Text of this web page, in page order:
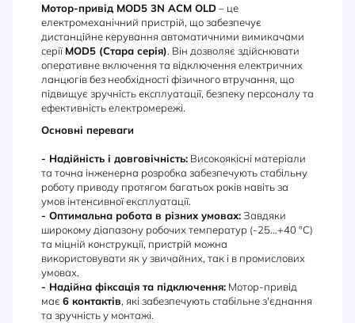
Мотор-привід MOD5 3N ACM OLD– це
електромеханічний пристрій, що забезпечує
дистанційне керування автоматичними вимикачами
серії MOD5 (Стара серія). Він дозволяє здійснювати
оперативне включення та відключення електричних
ланцюгів без необхідності фізичного втручання, що
підвищує зручність експлуатації, безпеку персоналу та
ефективність електромережі.
Основні переваги
- Надійність і довговічність: Високоякісні матеріали
та точна інженерна розробка забезпечують стабільну
роботу приводу протягом багатьох років навіть за
умов інтенсивної експлуатації.
- Оптимальна робота в різних умовах:Завдяки
широкому діапазону робочих температур (-25…+40 °C)
та міцній конструкції, пристрій можна
використовувати як у звичайних, так і в промислових
умовах.
- Надійна фіксація та підключення: Мотор-привід
має 6 контактів, які забезпечують стабільне з'єднання
та зручність у монтажі.